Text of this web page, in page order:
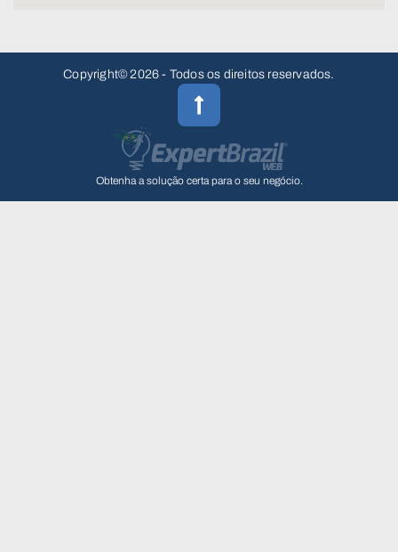
Copyright© 2026 - Todos os direitos reservados.
Obtenha a solução certa para o seu negócio.